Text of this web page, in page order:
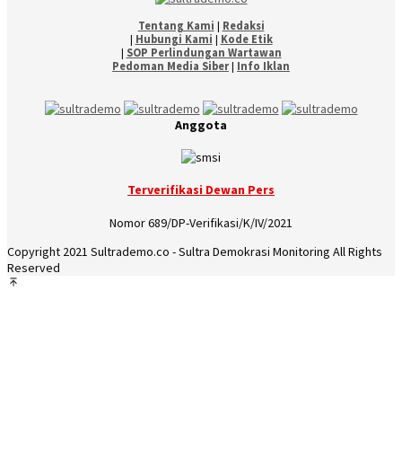
Tentang Kami | Redaksi
| Hubungi Kami | Kode Etik
| SOP Perlindungan Wartawan
Pedoman Media Siber| Info Iklan
Anggota
Terverifikasi Dewan Pers
Nomor 689/DP-Verifikasi/K/IV/2021
Copyright 2021 Sultrademo.co - Sultra Demokrasi Monitoring All Rights
Reserved